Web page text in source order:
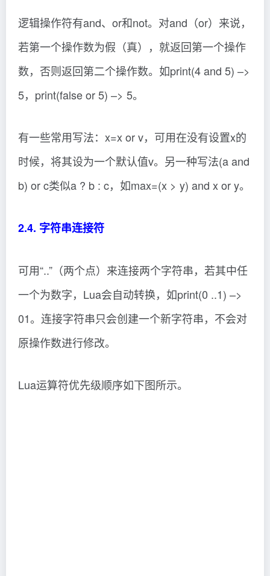
逻辑操作符有and、or和not。对and（or）来说，
若第一个操作数为假（真），就返回第一个操作
数，否则返回第二个操作数。如print(4 and 5) –>
5，print(false or 5) –> 5。
有一些常用写法：x=x or v，可用在没有设置x的
时候，将其设为一个默认值v。另一种写法(a and
b) or c类似a ? b : c，如max=(x > y) and x or y。
2.4. 字符串连接符
可用“..”（两个点）来连接两个字符串，若其中任
一个为数字，Lua会自动转换，如print(0 ..1) –>
01。连接字符串只会创建一个新字符串，不会对
原操作数进行修改。
Lua运算符优先级顺序如下图所示。